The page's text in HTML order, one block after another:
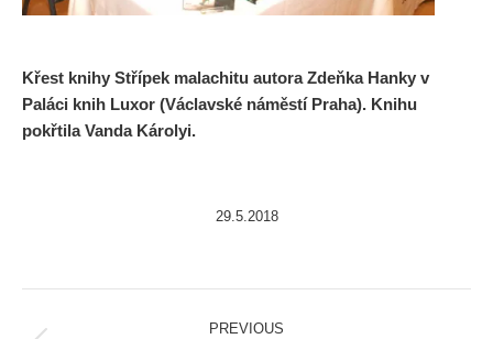
Křest knihy Střípek malachitu autora Zdeňka Hanky v
Paláci knih Luxor (Václavské náměstí Praha). Knihu
pokřtila Vanda Károlyi.
29.5.2018
Album
navigation PREVIOUS